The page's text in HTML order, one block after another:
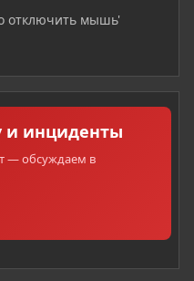
отключить мышь'
и инциденты
— обсуждаем в